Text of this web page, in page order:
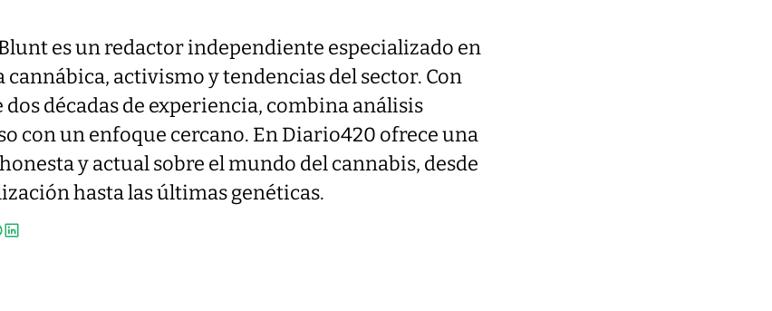
es un redactor independiente especializado en
cannábica, activismo y tendencias del sector. Con
dos décadas de experiencia, combina análisis
con un enfoque cercano. En Diario420 ofrece una
y actual sobre el mundo del cannabis, desde
hasta las últimas genéticas.